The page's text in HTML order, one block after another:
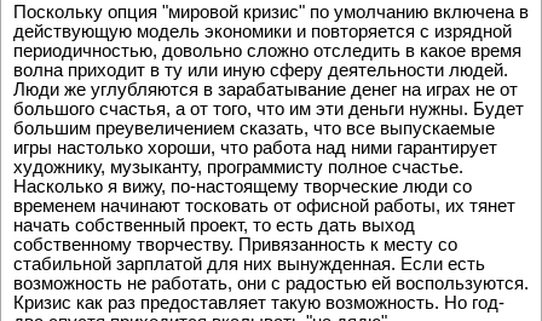
Поскольку опция "мировой кризис" по умолчанию включена в
действующую модель экономики и повторяется с изрядной
периодичностью, довольно сложно отследить в какое время
волна приходит в ту или иную сферу деятельности людей.
Люди же углубляются в зарабатывание денег на играх не от
большого счастья, а от того, что им эти деньги нужны. Будет
большим преувеличением сказать, что все выпускаемые
игры настолько хороши, что работа над ними гарантирует
художнику, музыканту, программисту полное счастье.
Насколько я вижу, по-настоящему творческие люди со
временем начинают тосковать от офисной работы, их тянет
начать собственный проект, то есть дать выход
собственному творчеству. Привязанность к месту со
стабильной зарплатой для них вынужденная. Если есть
возможность не работать, они с радостью ей воспользуются.
Кризис как раз предоставляет такую возможность. Но год-